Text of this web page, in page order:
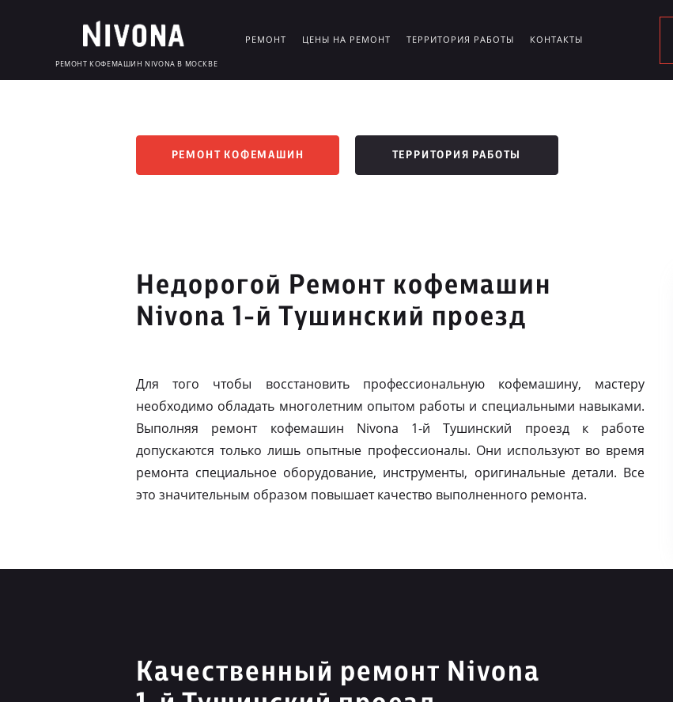
РЕМОНТ КОФЕМАШИН NIVONA В МОСКВЕ
РЕМОНТ ЦЕНЫ НА РЕМОНТ ТЕРРИТОРИЯ РАБОТЫ КОНТАКТЫ
РЕМОНТ КОФЕМАШИН ТЕРРИТОРИЯ РАБОТЫ
Недорогой Ремонт кофемашин
Nivona 1-й Тушинский проезд
Для того чтобы восстановить профессиональную кофемашину, мастеру
необходимо обладать многолетним опытом работы и специальными навыками.
Выполняя ремонт кофемашин Nivona 1-й Тушинский проезд к работе
допускаются только лишь опытные профессионалы. Они используют во время
ремонта специальное оборудование, инструменты, оригинальные детали. Все
это значительным образом повышает качество выполненного ремонта.
Качественный ремонт Nivona